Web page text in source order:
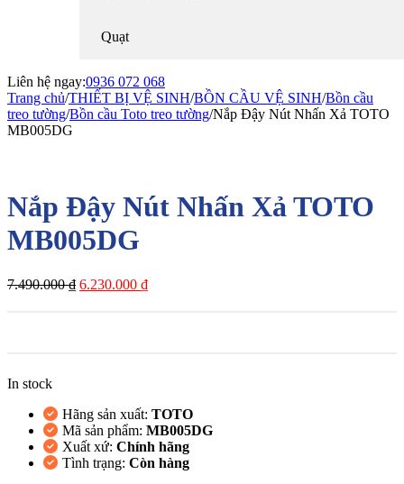
Quạt
Liên hệ ngay:0936 072 068
Trang chủ/THIẾT BỊ VỆ SINH/BỒN CẦU VỆ SINH/Bồn cầu
treo tường/Bồn cầu Toto treo tường/Nắp Đậy Nút Nhấn Xả TOTO
MB005DG
Nắp Đậy Nút Nhấn Xả TOTO
MB005DG
7.490.000₫ Giá
6.230.000 ₫Giá
In stock
Hãng sản xuất: TOTO
Mã sản phẩm: MB005DG
Xuất xứ: Chính hãng
Tình trạng: Còn hàng